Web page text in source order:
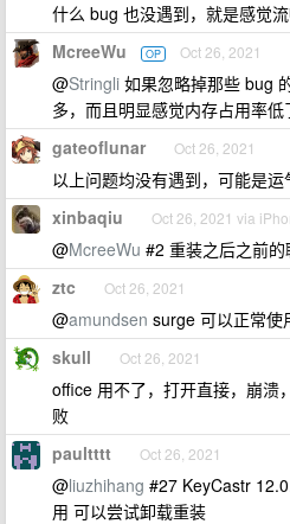
什么 bug 也没遇到，就是感觉
McreeWu OP Oct 26, 2021
@Stringli 如果忽略掉那些 bug
多，而且明显感觉内存占用率低
gateoflunar Oct 26, 2021
以上问题均没有遇到，可能是运
xinbaqiu Oct 26, 2021 via
@McreeWu #2 重装之后之前
ztc Oct 26, 2021
@amundsen surge 可以正常使
skull Oct 26, 2021
office 用不了，打开直接，崩溃
败
paultttt Oct 26, 2021
@liuzhihang #27 KeyCastr
用 可以尝试卸载重装